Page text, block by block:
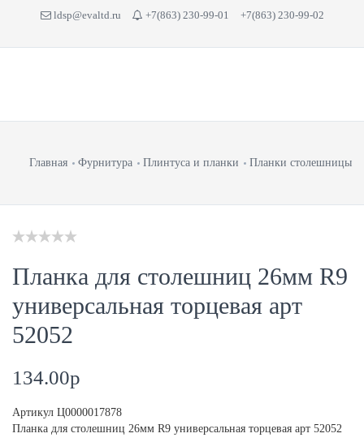
ldsp@evaltd.ru +7(863) 230-99-01 +7(863) 230-99-02
Главная Фурнитура Плинтуса и планки Планки столешницы
Планка для столешниц 26мм R9
универсальная торцевая арт
52052
134.00p
Артикул Ц0000017878
Планка для столешниц 26мм R9 универсальная торцевая арт 52052